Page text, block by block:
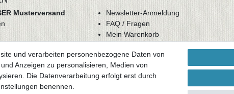
Musterversand
Newsletter-Anmeldung
FAQ / Fragen
Mein Warenkorb
Mein Konto
und verarbeiten personenbezogene Daten von
Anzeigen zu personalisieren, Medien von
Die Datenverarbeitung erfolgt erst durch
benennen.